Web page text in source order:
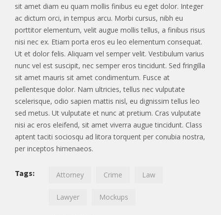
sit amet diam eu quam mollis finibus eu eget dolor. Integer
ac dictum orci, in tempus arcu. Morbi cursus, nibh eu
porttitor elementum, velit augue mollis tellus, a finibus risus
nisi nec ex. Etiam porta eros eu leo elementum consequat.
Ut et dolor felis. Aliquam vel semper velit. Vestibulum varius
nunc vel est suscipit, nec semper eros tincidunt. Sed fringilla
sit amet mauris sit amet condimentum. Fusce at
pellentesque dolor. Nam ultricies, tellus nec vulputate
scelerisque, odio sapien mattis nisl, eu dignissim tellus leo
sed metus. Ut vulputate et nunc at pretium. Cras vulputate
nisi ac eros eleifend, sit amet viverra augue tincidunt. Class
aptent taciti sociosqu ad litora torquent per conubia nostra,
per inceptos himenaeos.
Tags: Attorney Crime Law
Lawyer Mockups